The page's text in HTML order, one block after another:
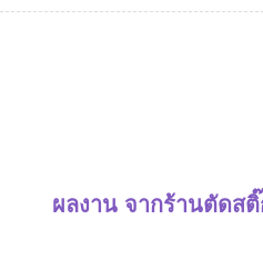
ผลงาน จากร้านตัดส